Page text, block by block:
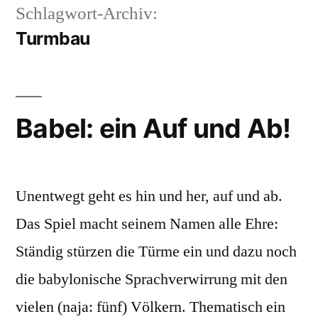
Schlagwort-Archiv:
Turmbau
Babel: ein Auf und Ab!
Unentwegt geht es hin und her, auf und ab.
Das Spiel macht seinem Namen alle Ehre:
Ständig stürzen die Türme ein und dazu noch
die babylonische Sprachverwirrung mit den
vielen (naja: fünf) Völkern. Thematisch ein